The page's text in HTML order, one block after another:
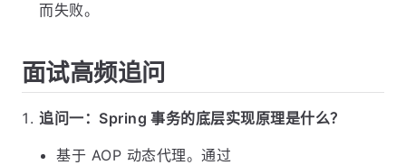
而失败。
面试高频追问
追问一：Spring 事务的底层实现原理是什么？
基于 AOP 动态代理。通过